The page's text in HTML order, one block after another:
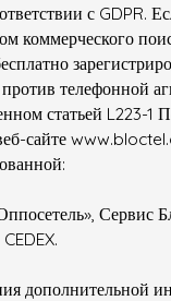
с GDPR.
коммерческого
телефонной
статьей L223-1
сайте
Сервис
дополнительной